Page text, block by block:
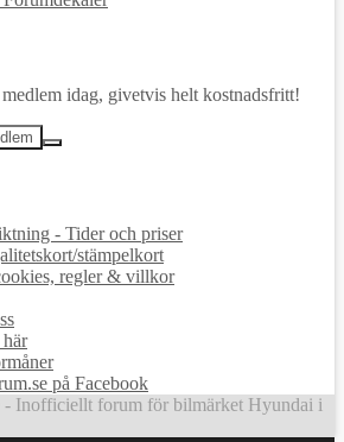
idag, givetvis helt kostnadsfritt!
- Tider och priser
stämpelkort
regler & villkor
på Facebook
- Inofficiellt forum för bilmärket Hyundai i